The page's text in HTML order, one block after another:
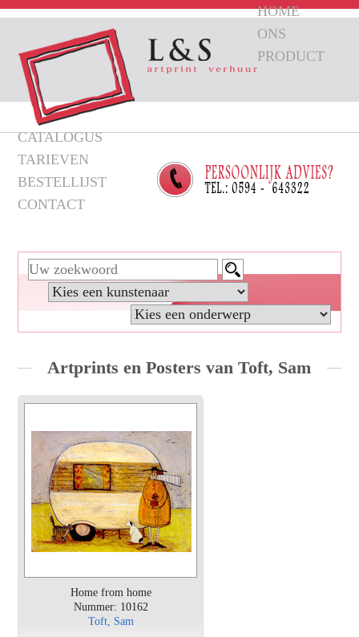
HOME
ONS
PRODUCT
CATALOGUS
TARIEVEN
BESTELLIJST
CONTACT
Artprints en Posters van Toft, Sam
Home from home
Nummer: 10162
Toft, Sam